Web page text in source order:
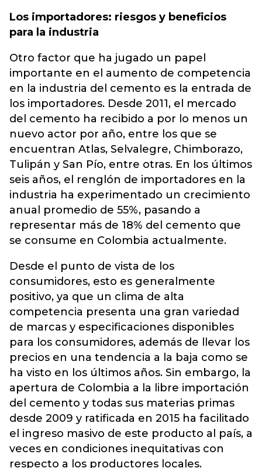
Los importadores: riesgos y beneficios
para la industria
Otro factor que ha jugado un papel
importante en el aumento de competencia
en la industria del cemento es la entrada de
los importadores. Desde 2011, el mercado
del cemento ha recibido a por lo menos un
nuevo actor por año, entre los que se
encuentran Atlas, Selvalegre, Chimborazo,
Tulipán y San Pío, entre otras. En los últimos
seis años, el renglón de importadores en la
industria ha experimentado un crecimiento
anual promedio de 55%, pasando a
representar más de 18% del cemento que
se consume en Colombia actualmente.
Desde el punto de vista de los
consumidores, esto es generalmente
positivo, ya que un clima de alta
competencia presenta una gran variedad
de marcas y especificaciones disponibles
para los consumidores, además de llevar los
precios en una tendencia a la baja como se
ha visto en los últimos años. Sin embargo, la
apertura de Colombia a la libre importación
del cemento y todas sus materias primas
desde 2009 y ratificada en 2015 ha facilitado
el ingreso masivo de este producto al país, a
veces en condiciones inequitativas con
respecto a los productores locales.